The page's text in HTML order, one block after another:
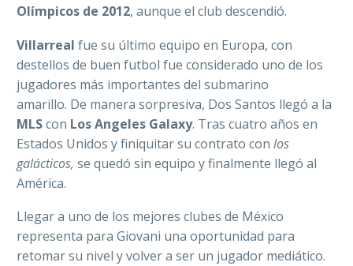
Olímpicos de 2012, aunque el club descendió.
Villarreal fue su último equipo en Europa, con
destellos de buen futbol fue considerado uno de los
jugadores más importantes del submarino
amarillo. De manera sorpresiva, Dos Santos llegó a la
MLScon Los Angeles Galaxy. Tras cuatro años en
Estados Unidos y finiquitar su contrato con los
galácticos, se quedó sin equipo y finalmente llegó al
América.
Llegar a uno de los mejores clubes de México
representa para Giovani una oportunidad para
retomar su nivel y volver a ser un jugador mediático.